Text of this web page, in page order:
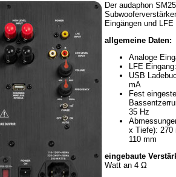
Der audaphon
Eingängen und
allgemeine Daten:
Analoge
LFE
USB
mA
Fest
35 Hz
x Tiefe): 270
110 mm
eingebaute
Watt an 4 Ω